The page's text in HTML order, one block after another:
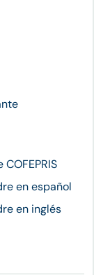
en español
en inglés